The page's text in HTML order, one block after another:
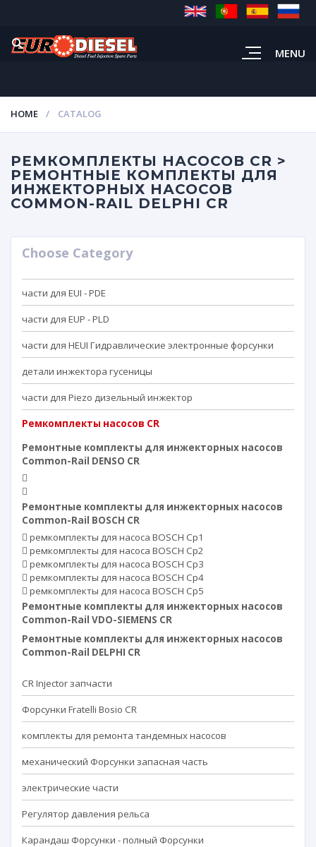
MENU
HOME CATALOG
РЕМКОМПЛЕКТЫ НАСОСОВ CR >
РЕМОНТНЫЕ КОМПЛЕКТЫ ДЛЯ
ИНЖЕКТОРНЫХ НАСОСОВ
COMMON-RAIL DELPHI CR
Choose Category
части для EUI - PDE
части для EUP - PLD
части для HEUI Гидравлические электронные форсунки
детали инжектора гусеницы
части для Piezo дизельный инжектор
Ремкомплекты насосов CR
Ремонтные комплекты для инжекторных насосов
Common-Rail DENSO CR
Ремонтные комплекты для инжекторных насосов
Common-Rail BOSCH CR
ремкомплекты для насоса BOSCH Cp1
ремкомплекты для насоса BOSCH Cp2
ремкомплекты для насоса BOSCH Cp3
ремкомплекты для насоса BOSCH Cp4
ремкомплекты для насоса BOSCH Cp5
Ремонтные комплекты для инжекторных насосов
Common-Rail VDO-SIEMENS CR
Ремонтные комплекты для инжекторных насосов
Common-Rail DELPHI CR
CR Injector запчасти
Форсунки Fratelli Bosio CR
комплекты для ремонта тандемных насосов
механический Форсунки запасная часть
электрические части
Регулятор давления рельса
Карандаш Форсунки - полный Форсунки